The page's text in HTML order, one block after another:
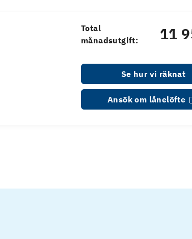
Total
månadsutgift:
11
Se hur vi räknat
Ansök om lånelöfte